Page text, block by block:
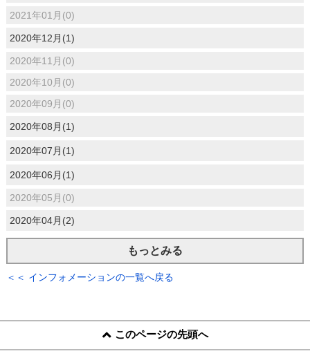
2021年01月(0)
2020年12月(1)
2020年11月(0)
2020年10月(0)
2020年09月(0)
2020年08月(1)
2020年07月(1)
2020年06月(1)
2020年05月(0)
2020年04月(2)
もっとみる
＜＜ インフォメーションの一覧へ戻る
このページの先頭へ